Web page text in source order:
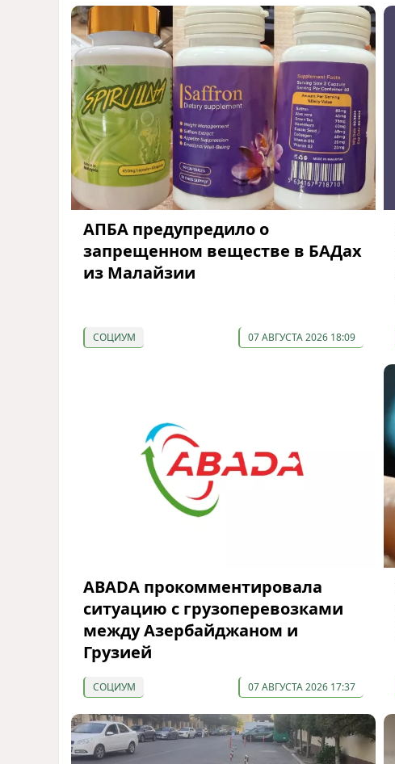
АПБА предупредило о
запрещенном веществе в БАДах
из Малайзии
СОЦИУМ 07 АВГУСТА 2026 18:09
ABADA прокомментировала
ситуацию с грузоперевозками
между Азербайджаном и
Грузией
СОЦИУМ 07 АВГУСТА 2026 17:37